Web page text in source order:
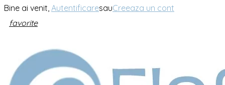
Bine ai venit, AutentificaresauCreeaza un cont
favorite